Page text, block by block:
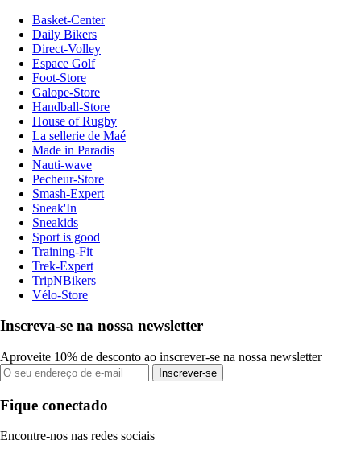
Basket-Center
Daily Bikers
Direct-Volley
Espace Golf
Foot-Store
Galope-Store
Handball-Store
House of Rugby
La sellerie de Maé
Made in Paradis
Nauti-wave
Pecheur-Store
Smash-Expert
Sneak'In
Sneakids
Sport is good
Training-Fit
Trek-Expert
TripNBikers
Vélo-Store
Inscreva-se na nossa newsletter
Aproveite 10% de desconto ao inscrever-se na nossa newsletter
Inscrever-se
Fique conectado
Encontre-nos nas redes sociais